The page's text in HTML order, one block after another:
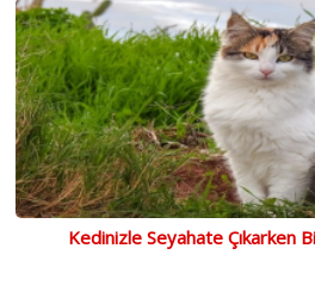
Kedinizle Seyahate Çıkarken